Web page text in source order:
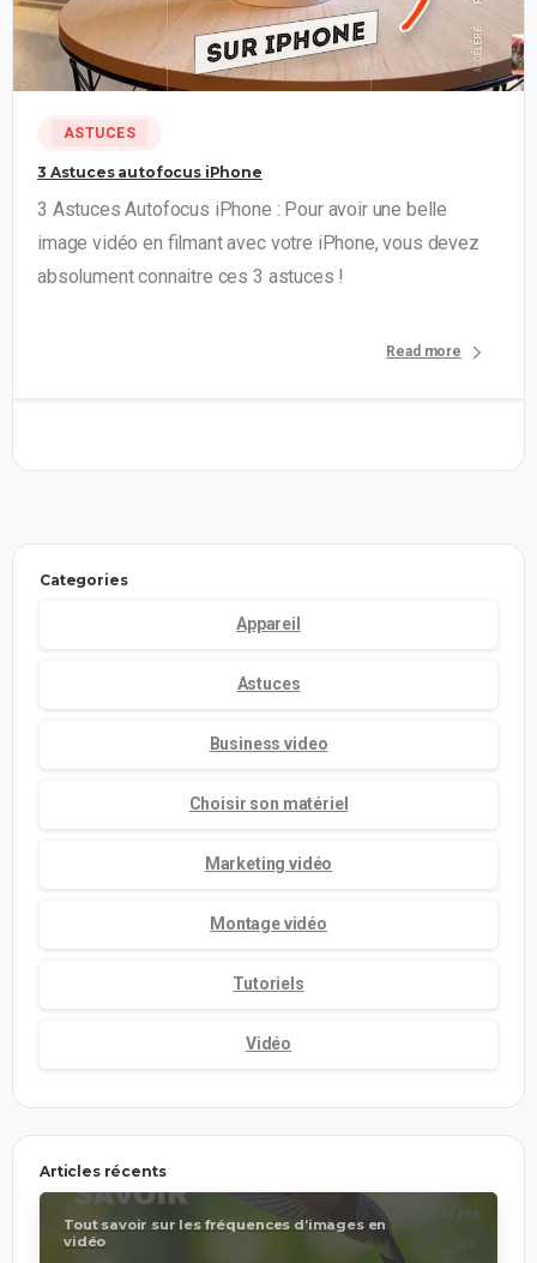
17
ASTUCES
3 Astuces autofocus iPhone
3 Astuces Autofocus iPhone : Pour avoir une belle
image vidéo en filmant avec votre iPhone, vous devez
absolument connaitre ces 3 astuces !
Read more
Categories
Appareil
Astuces
Business video
Choisir son matériel
Marketing vidéo
Montage vidéo
Tutoriels
Vidéo
Articles récents
Tout savoir sur les fréquences d’images en
vidéo